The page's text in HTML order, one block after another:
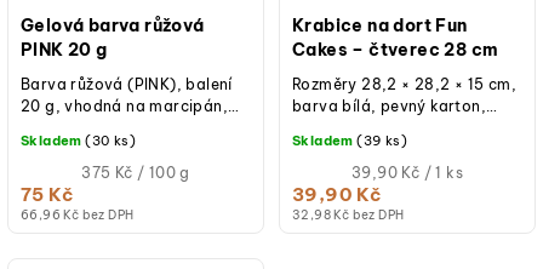
Gelová barva růžová
PINK 20 g
66,96 Kč bez DPH
75 Kč
Měrná
(jednotková
375 Kč / 100 g
Skladem (30 ks)
Barva růžová (PINK), balení
20 g, vhodná na marcipán,
polevu, dávkování 7,5 g/1 kg,
Krabice na dort Fun
Cakes – čtverec 28 cm
32,98 Kč bez DPH
39,90 Kč
Měrná
cena:
(jednotková
39,90 Kč / 1 ks
Skladem (39 ks)
Rozměry 28,2 × 28,2 × 15 cm,
barva bílá, pevný karton,
znovupoužitelná při běžném
použití, balení 1 ks.